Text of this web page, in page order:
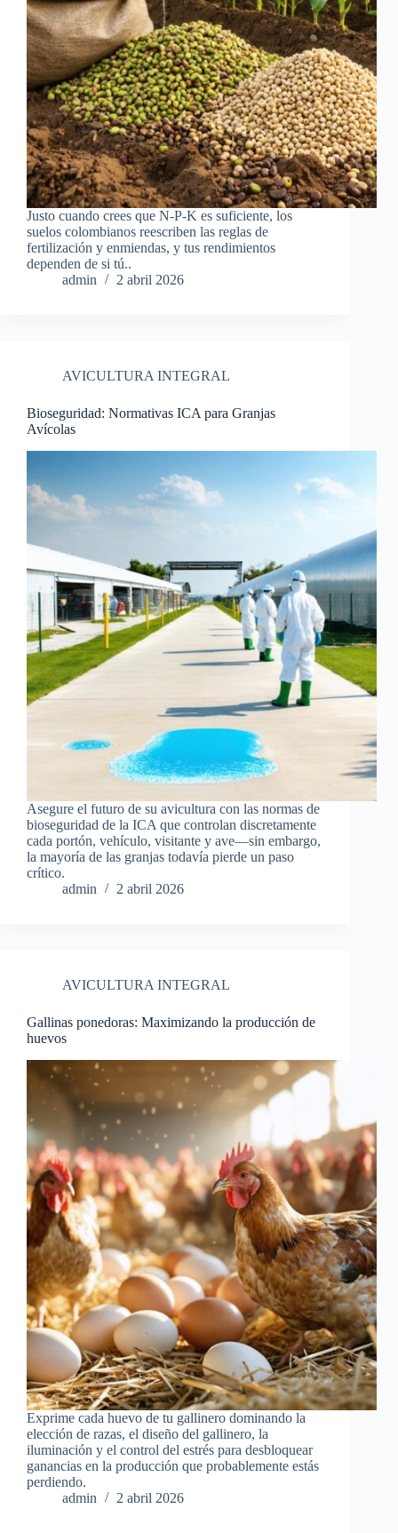
Justo cuando crees que N-P-K es suficiente, los
suelos colombianos reescriben las reglas de
fertilización y enmiendas, y tus rendimientos
dependen de si tú..
admin
2 abril 2026
AVICULTURA INTEGRAL
Bioseguridad: Normativas ICA para Granjas
Avícolas
Asegure el futuro de su avicultura con las normas de
bioseguridad de la ICA que controlan discretamente
cada portón, vehículo, visitante y ave—sin embargo,
la mayoría de las granjas todavía pierde un paso
crítico.
admin
2 abril 2026
AVICULTURA INTEGRAL
Gallinas ponedoras: Maximizando la producción de
huevos
Exprime cada huevo de tu gallinero dominando la
elección de razas, el diseño del gallinero, la
iluminación y el control del estrés para desbloquear
ganancias en la producción que probablemente estás
perdiendo.
admin
2 abril 2026